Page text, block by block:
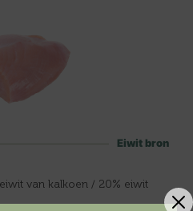
Eiwit bron
van kalkoen / 20% eiwit